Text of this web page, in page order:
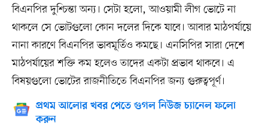
বিএনপির দুশ্চিন্তা অন্য। সেটা হলো, আওয়ামী লীগ ভোটে না
থাকলে সে ভোটগুলো কোন দলের দিকে যাবে। আবার মাঠপর্যায়ে
নানা কারণে বিএনপির ভাবমূর্তিও কমছে। এনসিপির সারা দেশে
মাঠপর্যায়ের শক্তি কম হলেও তাদের একটা প্রভাব থাকবে। এ
বিষয়গুলো ভোটের রাজনীতিতে বিএনপির জন্য গুরুত্বপূর্ণ।
প্রথম আলোর খবর পেতে গুগল নিউজ চ্যানেল ফলো
করুন